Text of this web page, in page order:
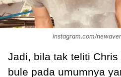
instagram.com/
Jadi, bila tak teliti
bule pada umumnya